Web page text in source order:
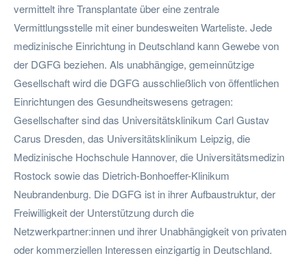
vermittelt ihre Transplantate über eine zentrale
Vermittlungsstelle mit einer bundesweiten Warteliste. Jede
medizinische Einrichtung in Deutschland kann Gewebe von
der DGFG beziehen. Als unabhängige, gemeinnützige
Gesellschaft wird die DGFG ausschließlich von öffentlichen
Einrichtungen des Gesundheitswesens getragen:
Gesellschafter sind das Universitätsklinikum Carl Gustav
Carus Dresden, das Universitätsklinikum Leipzig, die
Medizinische Hochschule Hannover, die Universitätsmedizin
Rostock sowie das Dietrich-Bonhoeffer-Klinikum
Neubrandenburg. Die DGFG ist in ihrer Aufbaustruktur, der
Freiwilligkeit der Unterstützung durch die
Netzwerkpartner:innen und ihrer Unabhängigkeit von privaten
oder kommerziellen Interessen einzigartig in Deutschland.